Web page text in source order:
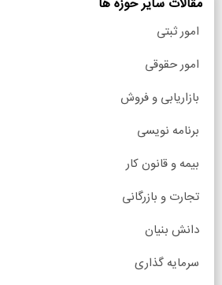
امور ثبتی
امور حقوقی
بازاریابی و فروش
برنامه نویسی
بیمه و قانون کار
تجارت و بازرگانی
دانش بنیان
سرمایه گذاری